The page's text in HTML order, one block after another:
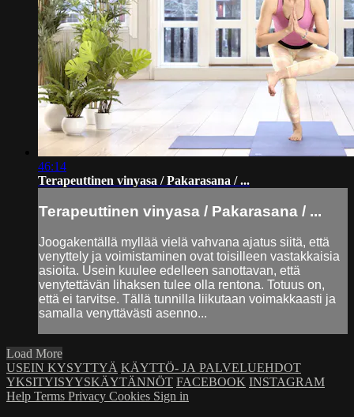
46:14
Terapeuttinen vinyasa / Pakarasana / ...
Terapeuttinen vinyasa / Pakarasana / ...
Joogakentällä myllää vielä vahvana ajatus siitä, että
venyttely ja voimistaminen ovat toisilleen vastakkaisia
asioita. Usein kuulee edelleen sanottavan, että
venytettävän lihaksen tulee olla rentona. Totuus on,
että ei tarvitse. Tällä tunnilla liikutaan voimakkaasti ja
samalla venyttävästi asenno...
Load More
USEIN KYSYTTYÄ KÄYTTÖ- JA PALVELUEHDOT
YKSITYISYYSKÄYTÄNNÖT FACEBOOK INSTAGRAM
Help Terms Privacy Cookies Sign in